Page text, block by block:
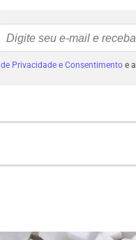
Privacidade e Consentimentoe a